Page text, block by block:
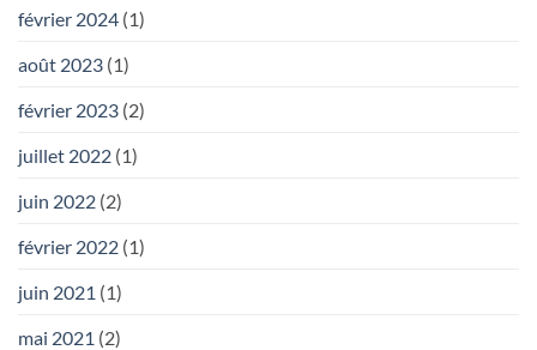
février 2024 (1)
août 2023 (1)
février 2023 (2)
juillet 2022 (1)
juin 2022 (2)
février 2022 (1)
juin 2021 (1)
mai 2021 (2)